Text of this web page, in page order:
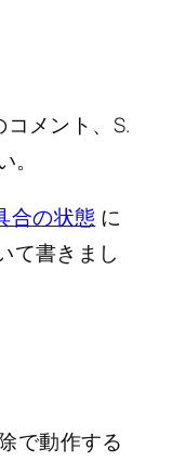
メント、S.
合の状態 に
て書きまし
で動作する